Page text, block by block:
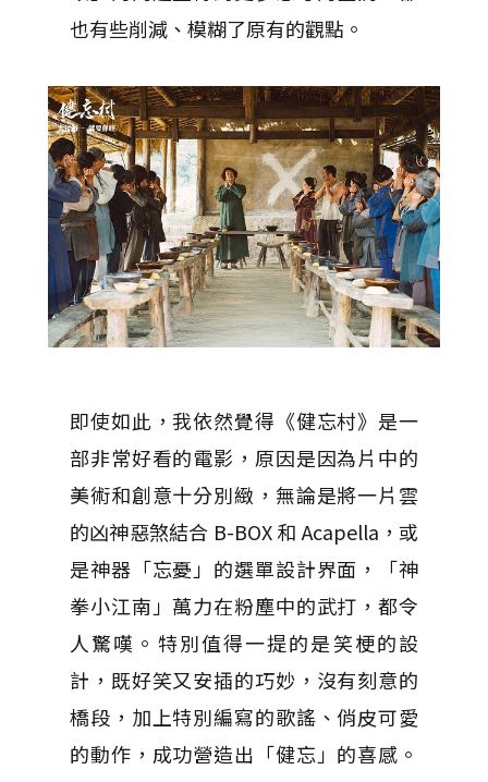
也有些削減、模糊了原有的觀點。
即使如此，我依然覺得《健忘村》是一
部非常好看的電影，原因是因為片中的
美術和創意十分別緻，無論是將一片雲
的凶神惡煞結合 B-BOX 和 Acapella，或
是神器「忘憂」的選單設計界面，「神
拳小江南」萬力在粉塵中的武打，都令
人驚嘆。特別值得一提的是笑梗的設
計，既好笑又安插的巧妙，沒有刻意的
橋段，加上特別編寫的歌謠、俏皮可愛
的動作，成功營造出「健忘」的喜感。